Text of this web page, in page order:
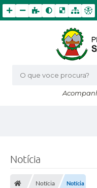
O que voce procura?
Notícia
Notícia Notícia